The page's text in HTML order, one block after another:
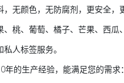
，无颜色，无防腐剂，更安全，
、桃、葡萄、橘子、芒果、西瓜
人标签服务。
年的生产经验，能满足您的需求